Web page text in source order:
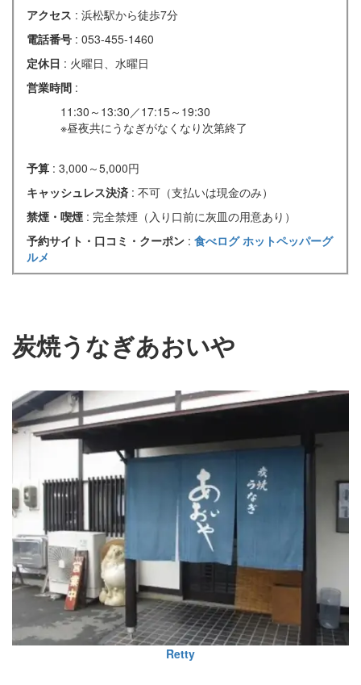
アクセス : 浜松駅から徒歩7分
電話番号 : 053-455-1460
定休日 : 火曜日、水曜日
営業時間 :
11:30～13:30／17:15～19:30
※昼夜共にうなぎがなくなり次第終了
予算 : 3,000～5,000円
キャッシュレス決済 : 不可（支払いは現金のみ）
禁煙・喫煙 : 完全禁煙（入り口前に灰皿の用意あり）
予約サイト・口コミ・クーポン : 食べログホットペッパーグ
ルメ
炭焼うなぎあおいや
Retty